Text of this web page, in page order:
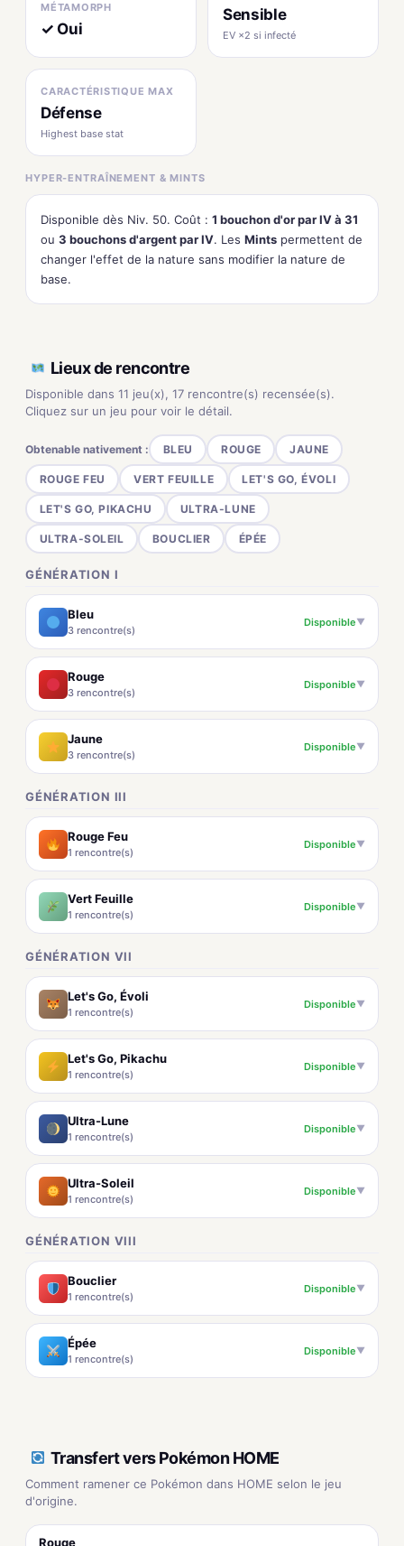
MÉTAMORPH
✓ Oui
Sensible
EV ×2 si infecté
CARACTÉRISTIQUE MAX
Défense
Highest base stat
HYPER-ENTRAÎNEMENT & MINTS
Disponible dès Niv. 50. Coût : 1 bouchon d'or par IV à 31
ou 3 bouchons d'argent par IV. Les Mints permettent de
changer l'effet de la nature sans modifier la nature de
base.
Lieux de rencontre
Disponible dans 11 jeu(x), 17 rencontre(s) recensée(s).
Cliquez sur un jeu pour voir le détail.
Obtenable nativement : BLEU ROUGE JAUNE
ROUGE FEU VERT FEUILLE LET'S GO, ÉVOLI
LET'S GO, PIKACHU ULTRA-LUNE
ULTRA-SOLEIL BOUCLIER ÉPÉE
GÉNÉRATION I
Bleu
3 rencontre(s)
Disponible▼
Rouge
3 rencontre(s)
Disponible▼
Jaune
3 rencontre(s)
Disponible▼
GÉNÉRATION III
Rouge Feu
1 rencontre(s)
Disponible▼
Vert Feuille
1 rencontre(s)
Disponible▼
GÉNÉRATION VII
Let's Go, Évoli
1 rencontre(s)
Disponible▼
Let's Go, Pikachu
1 rencontre(s)
Disponible▼
Ultra-Lune
1 rencontre(s)
Disponible▼
Ultra-Soleil
1 rencontre(s)
Disponible▼
GÉNÉRATION VIII
Bouclier
1 rencontre(s)
Disponible▼
Épée
1 rencontre(s)
Disponible▼
Transfert vers Pokémon HOME
Comment ramener ce Pokémon dans HOME selon le jeu
d'origine.
Rouge